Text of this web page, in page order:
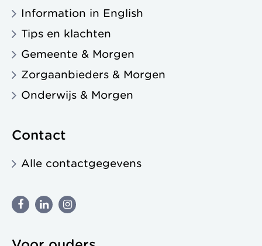
Information in English
Tips en klachten
Gemeente & Morgen
Zorgaanbieders & Morgen
Onderwijs & Morgen
Contact
Alle contactgegevens